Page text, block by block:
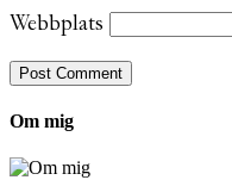
Webbplats
Om mig